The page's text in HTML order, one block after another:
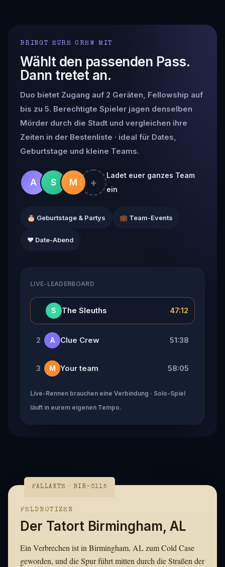
BRINGT EURE CREW MIT
Wählt den passenden Pass.
Dann tretet an.
Duo bietet Zugang auf 2 Geräten, Fellowship auf
bis zu 5. Berechtigte Spieler jagen denselben
Mörder durch die Stadt und vergleichen ihre
Zeiten in der Bestenliste · ideal für Dates,
Geburtstage und kleine Teams.
A S M +
Ladet euer ganzes Team
ein
🎂 Geburtstage & Partys 💼 Team-Events
❤️ Date-Abend
LIVE-LEADERBOARD
S The Sleuths 47:12
2 A Clue Crew 51:38
3 M Your team 58:05
Live-Rennen brauchen eine Verbindung · Solo-Spiel
läuft in eurem eigenen Tempo.
FALLAKTE · BIR-0115
FELDNOTIZEN
Der Tatort Birmingham, AL
Ein Verbrechen ist in Birmingham, AL zum Cold Case
geworden, und die Spur führt mitten durch die Straßen der